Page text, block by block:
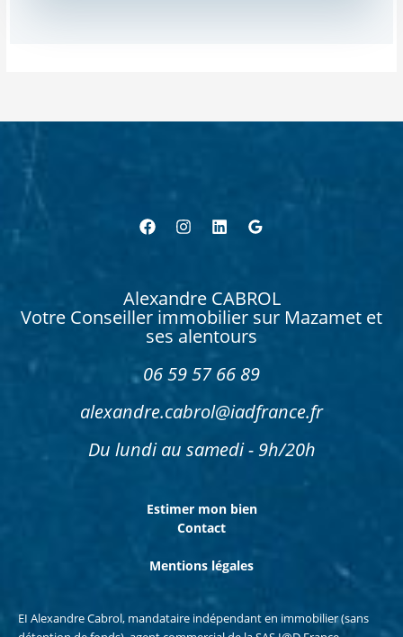
Alexandre CABROL
Votre Conseiller immobilier sur Mazamet et
ses alentours
06 59 57 66 89
alexandre.cabrol@iadfrance.fr
Du lundi au samedi - 9h/20h
Estimer mon bien
Contact
Mentions légales
EI Alexandre Cabrol, mandataire indépendant en immobilier (sans